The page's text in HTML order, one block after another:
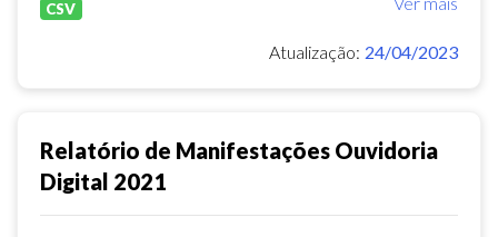
CSV
Atualização: 24/04/2023
Relatório de Manifestações Ouvidoria
Digital 2021